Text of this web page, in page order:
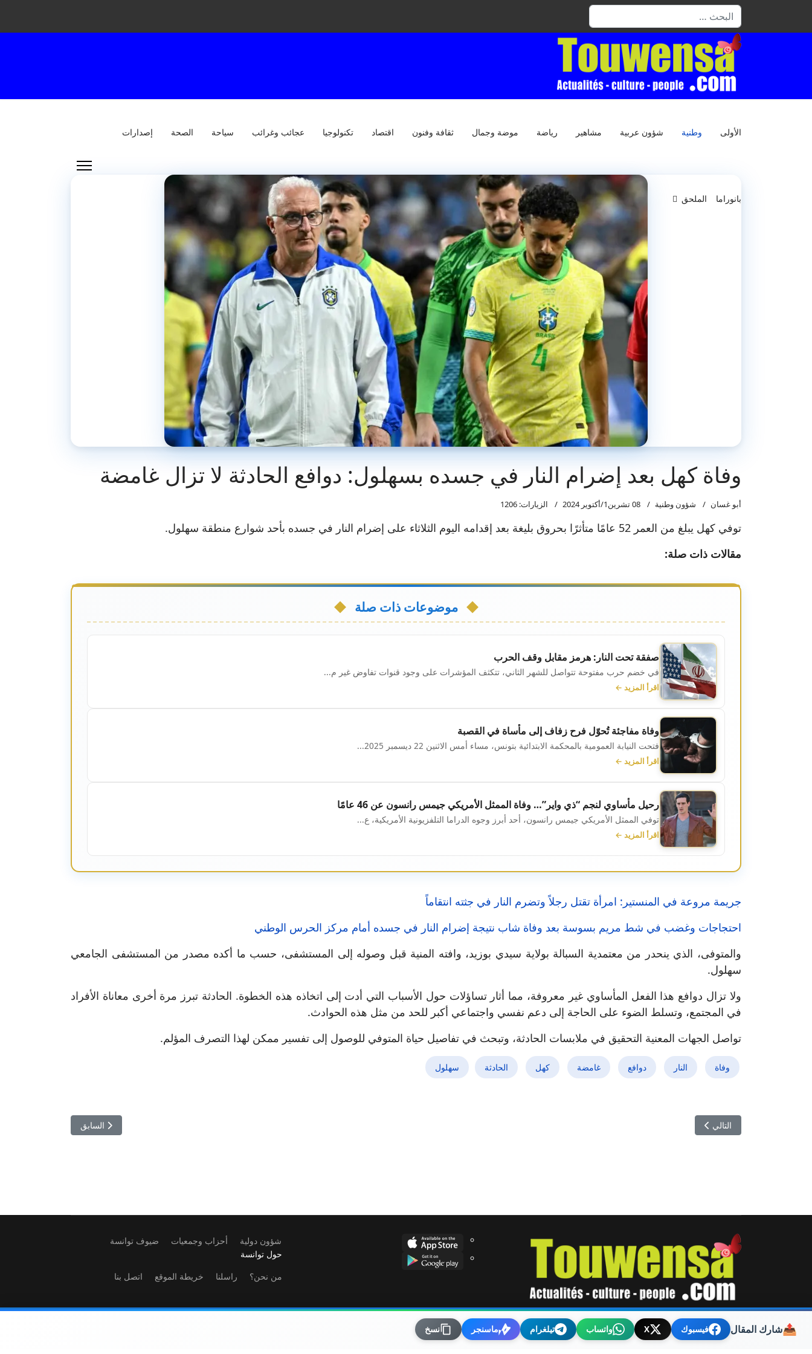
البحث
الأولى وطنية شؤون عربية مشاهير رياضة موضة وجمال ثقافة وفنون اقتصاد تكنولوجيا عجائب وغرائب سياحة الصحة إصدارات
بانوراما الملحق
وفاة كهل بعد إضرام النار في جسده بسهلول: دوافع الحادثة لا تزال غامضة
أبو غسان شؤون وطنية 08 تشرين1/أكتوير 2024 الزيارات: 1206
توفي كهل يبلغ من العمر 52 عامًا متأثرًا بحروق بليغة بعد إقدامه اليوم الثلاثاء على إضرام النار في جسده بأحد شوارع منطقة سهلول.
مقالات ذات صلة:
موضوعات ذات صلة
صفقة تحت النار: هرمز مقابل وقف الحرب
في خضم حرب مفتوحة تتواصل للشهر الثاني، تتكثف المؤشرات على وجود قنوات تفاوض غير م...
اقرأ المزيد ←
وفاة مفاجئة تُحوّل فرح زفاف إلى مأساة في القصبة
فتحت النيابة العمومية بالمحكمة الابتدائية بتونس، مساء أمس الاثنين 22 ديسمبر 2025...
اقرأ المزيد ←
رحيل مأساوي لنجم “ذي واير”… وفاة الممثل الأمريكي جيمس رانسون عن 46 عامًا
توفي الممثل الأمريكي جيمس رانسون، أحد أبرز وجوه الدراما التلفزيونية الأمريكية، ع...
اقرأ المزيد ←
جريمة مروعة في المنستير: امرأة تقتل رجلاً وتضرم النار في جثته انتقاماً
احتجاجات وغضب في شط مريم بسوسة بعد وفاة شاب نتيجة إضرام النار في جسده أمام مركز الحرس الوطني
والمتوفى، الذي ينحدر من معتمدية السبالة بولاية سيدي بوزيد، وافته المنية قبل وصوله إلى المستشفى، حسب ما أكده مصدر من المستشفى الجامعي
سهلول.
ولا تزال دوافع هذا الفعل المأساوي غير معروفة، مما أثار تساؤلات حول الأسباب التي أدت إلى اتخاذه هذه الخطوة. الحادثة تبرز مرة أخرى معاناة الأفراد
في المجتمع، وتسلط الضوء على الحاجة إلى دعم نفسي واجتماعي أكبر للحد من مثل هذه الحوادث.
تواصل الجهات المعنية التحقيق في ملابسات الحادثة، وتبحث في تفاصيل حياة المتوفي للوصول إلى تفسير ممكن لهذا التصرف المؤلم.
وفاة النار دوافع غامضة كهل الحادثة سهلول
المقال السابق: تحذيرات من
السابق المقال التالي: احتجاج تلاميذ نويل: مطالبة بتوفير حافلة ثانية بعد حالات إغماء
التالي
📤شارك المقال فيسبوك X واتساب تيلغرام ماسنجر نسخ
© 2026 توانسة. Designed By TOUWENSA.COM
شؤون دولية أحزاب وجمعيات
ضيوف توانسة
حول توانسة
من نحن؟
راسلنا خريطة الموقع اتصل بنا